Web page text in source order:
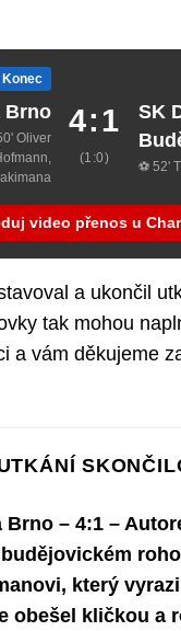
Konec
Brno
Oliver
4:1
(1:0)
SK
⚽ 52'
video přenos u
a ukončil
tak mohou
a vám děkujeme
– 4:1 –
budějovickém
který
obešel kličkou a